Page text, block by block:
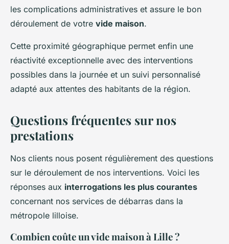
les complications administratives et assure le bon
déroulement de votre vide maison.
Cette proximité géographique permet enfin une
réactivité exceptionnelle avec des interventions
possibles dans la journée et un suivi personnalisé
adapté aux attentes des habitants de la région.
Questions fréquentes sur nos
prestations
Nos clients nous posent régulièrement des questions
sur le déroulement de nos interventions. Voici les
réponses aux interrogations les plus courantes
concernant nos services de débarras dans la
métropole lilloise.
Combien coûte un vide maison à Lille ?